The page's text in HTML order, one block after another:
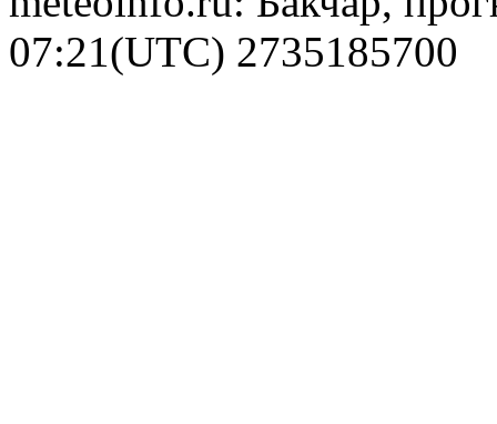
07:21(UTC) 2735185700